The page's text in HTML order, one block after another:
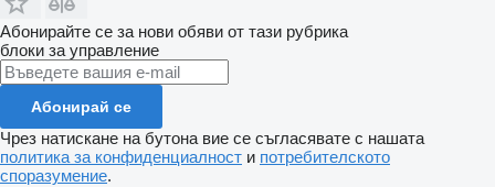
Абонирайте се за нови обяви от тази рубрика
блоки за управление
Абонирай се
Чрез натискане на бутона вие се съгласявате с нашата
политика за конфиденциалност и потребителското
споразумение.